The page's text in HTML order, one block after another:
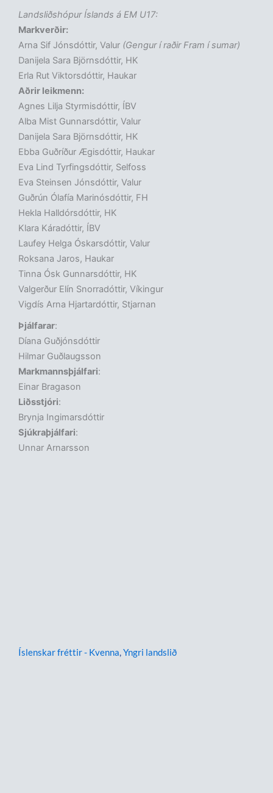
Landsliðshópur Íslands á EM U17:
Markverðir:
Arna Sif Jónsdóttir, Valur (Gengur í raðir Fram í sumar)
Danijela Sara Björnsdóttir, HK
Erla Rut Viktorsdóttir, Haukar
Aðrir leikmenn:
Agnes Lilja Styrmisdóttir, ÍBV
Alba Mist Gunnarsdóttir, Valur
Danijela Sara Björnsdóttir, HK
Ebba Guðríður Ægisdóttir, Haukar
Eva Lind Tyrfingsdóttir, Selfoss
Eva Steinsen Jónsdóttir, Valur
Guðrún Ólafía Marinósdóttir, FH
Hekla Halldórsdóttir, HK
Klara Káradóttir, ÍBV
Laufey Helga Óskarsdóttir, Valur
Roksana Jaros, Haukar
Tinna Ósk Gunnarsdóttir, HK
Valgerður Elín Snorradóttir, Víkingur
Vigdís Arna Hjartardóttir, Stjarnan
Þjálfarar:
Díana Guðjónsdóttir
Hilmar Guðlaugsson
Markmannsþjálfari:
Einar Bragason
Liðsstjóri:
Brynja Ingimarsdóttir
Sjúkraþjálfari:
Unnar Arnarsson
Íslenskar fréttir - Kvenna,Yngri landslið